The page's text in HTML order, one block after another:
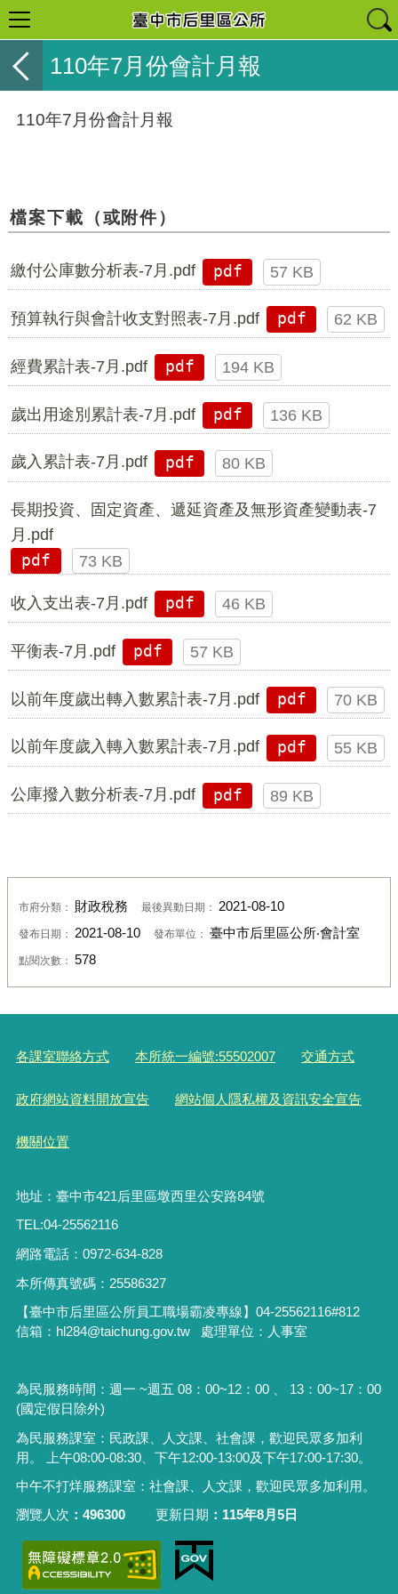
110年7月份會計月報
110年7月份會計月報
檔案下載（或附件）
繳付公庫數分析表-7月.pdf pdf 57 KB
預算執行與會計收支對照表-7月.pdf pdf 62 KB
經費累計表-7月.pdf pdf 194 KB
歲出用途別累計表-7月.pdf pdf 136 KB
歲入累計表-7月.pdf pdf 80 KB
長期投資、固定資產、遞延資產及無形資產變動表-7
月.pdf
pdf
73 KB
收入支出表-7月.pdf pdf 46 KB
平衡表-7月.pdf pdf 57 KB
以前年度歲出轉入數累計表-7月.pdf pdf 70 KB
以前年度歲入轉入數累計表-7月.pdf pdf 55 KB
公庫撥入數分析表-7月.pdf pdf 89 KB
市府分類： 財政稅務 最後異動日期： 2021-08-10
發布日期： 2021-08-10 發布單位： 臺中市后里區公所‧會計室
點閱次數： 578
各課室聯絡方式 本所統一編號:55502007 交通方式
政府網站資料開放宣告 網站個人隱私權及資訊安全宣告
機關位置
地址：臺中市421后里區墩西里公安路84號
TEL:04-25562116
網路電話：0972-634-828
本所傳真號碼：25586327
【臺中市后里區公所員工職場霸凌專線】04-25562116#812
信箱：hl284@taichung.gov.tw 處理單位：人事室
為民服務時間：週一 ~週五 08：00~12：00 、 13：00~17：00
(國定假日除外)
為民服務課室：民政課、人文課、社會課，歡迎民眾多加利
用。 上午08:00-08:30、下午12:00-13:00及下午17:00-17:30。
中午不打烊服務課室：社會課、人文課，歡迎民眾多加利用。
瀏覽人次
496300 更新日期 115年8月5日